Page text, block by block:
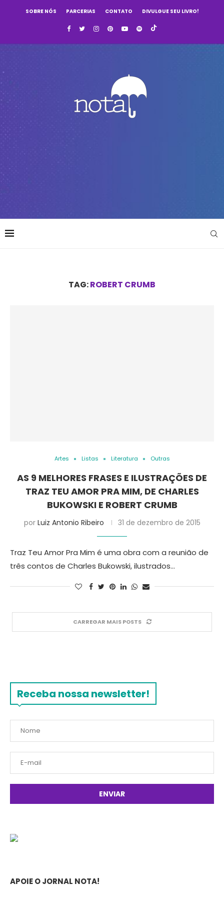
SOBRE NÓS PARCERIAS CONTATO DIVULGUE SEU LIVRO!
TAG:ROBERT CRUMB
Artes Listas Literatura Outras
AS 9 MELHORES FRASES E ILUSTRAÇÕES DE
TRAZ TEU AMOR PRA MIM, DE CHARLES
BUKOWSKI E ROBERT CRUMB
por Luiz Antonio Ribeiro 31 de dezembro de 2015
Traz Teu Amor Pra Mim é uma obra com a reunião de
três contos de Charles Bukowski, ilustrados…
CARREGAR MAIS POSTS
Receba nossa newsletter!
APOIE O JORNAL NOTA!